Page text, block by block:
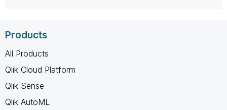
Products
All Products
Qlik Cloud Platform
Qlik Sense
Qlik AutoML